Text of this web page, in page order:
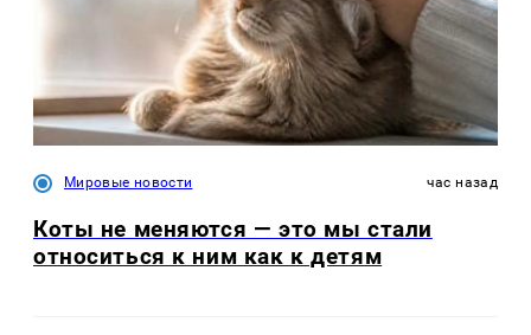
Мировые новости час назад
Коты не меняются — это мы стали
относиться к ним как к детям